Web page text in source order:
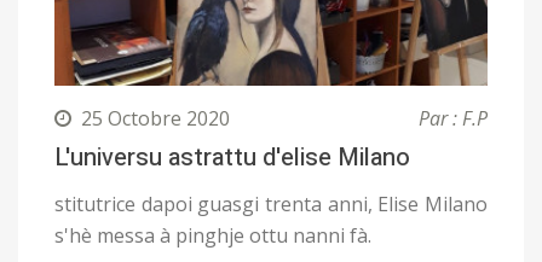
25 Octobre 2020 Par : F.P
L'universu astrattu d'elise Milano
stitutrice dapoi guasgi trenta anni, Elise Milano
s'hè messa à pinghje ottu nanni fà.